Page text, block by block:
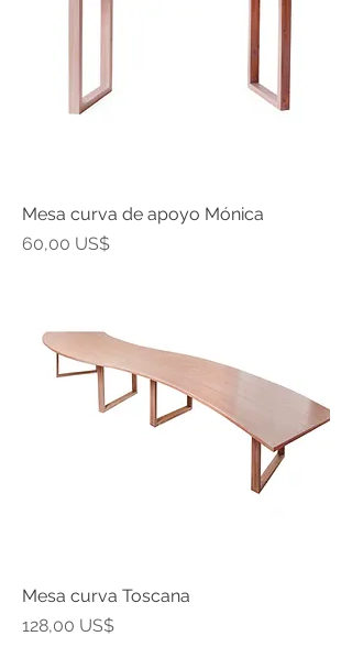
Mesa curva de apoyo Mónica
Precio
60,00 US$
Mesa curva Toscana
Precio
128,00 US$